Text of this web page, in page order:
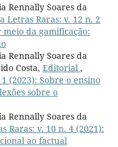
Rennally Soares da
Letras Raras: v. 12 n. 2
da gamificação:
Rennally Soares da
Costa, Editorial ,
(2023): Sobre o ensino
sobre o
Rennally Soares da
Raras: v. 10 n. 4 (2021):
ao factual